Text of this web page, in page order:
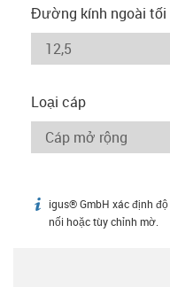
Đường kính ngoài tối
Loại cáp
igus-icon-info
igus® GmbH xác định
nối hoặc tùy chỉnh mờ.